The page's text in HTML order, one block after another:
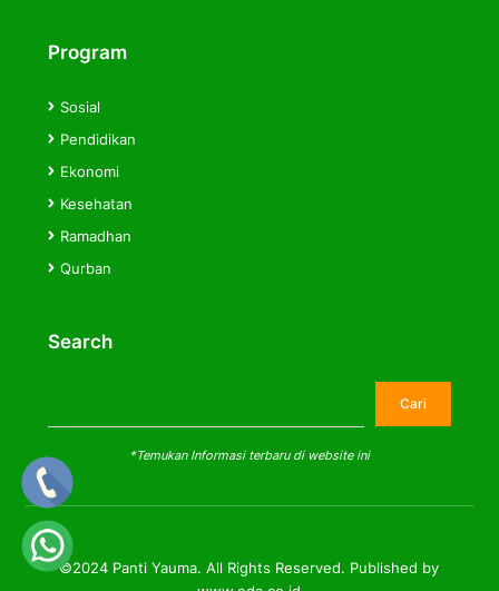
Program
Sosial
Pendidikan
Ekonomi
Kesehatan
Ramadhan
Qurban
Search
Cari
*Temukan Informasi terbaru di website ini
©2024 Panti Yauma. All Rights Reserved. Published by